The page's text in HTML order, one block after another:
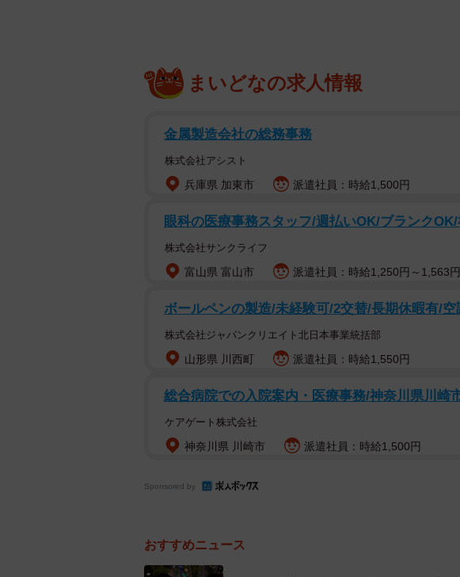
モテるかもしれません！」
り先生が絵コンテを描いてくださり、ここでしか見ら
詰まっています。写真集を見ているのにマンガを読ん
ー読者へのメッセージを
「ドラマ『グラぱらっ！』で葛木さくらを演じました
マでは描かれていない、新しい葛木さくらの物語が見
ようにセリフやさくらの心の声は描かれていませんが
ことないさくらに出会えるはずです。何度も見返して
【北野瑠華プロフィール】
配信 最新情報は、北野瑠華オフィシャルサイト、公
Instagram（@rukakitano0525）
まいどなの求人情報
金属製造会社の総務事務
株式会社アシスト
兵庫県 加東市 派遣社員：時給1,500円
眼科の医療事務スタッフ/週払いOK/ブランク
株式会社サンクライフ
富山県 富山市 派遣社員：時給1,250円～1,563円
ボールペンの製造/未経験可/2交替/長期休暇有/空
株式会社ジャパンクリエイト北日本事業統括部
山形県 川西町 派遣社員：時給1,550円
総合病院での入院案内・医療事務/神奈川県川崎
ケアゲート株式会社
神奈川県 川崎市 派遣社員：時給1,500円
Sponsored by
おすすめニュース